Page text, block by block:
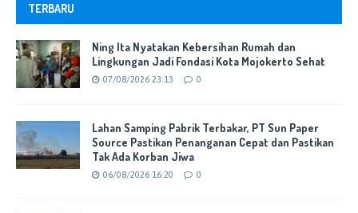
TERBARU
Ning Ita Nyatakan Kebersihan Rumah dan
Lingkungan Jadi Fondasi Kota Mojokerto Sehat
07/08/2026 23:13 0
Lahan Samping Pabrik Terbakar, PT Sun Paper
Source Pastikan Penanganan Cepat dan Pastikan
Tak Ada Korban Jiwa
06/08/2026 16:20 0